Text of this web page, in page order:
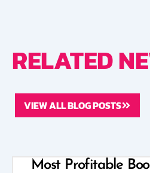
RELATED
VIEW ALL BLOG POSTS
Most Profitable